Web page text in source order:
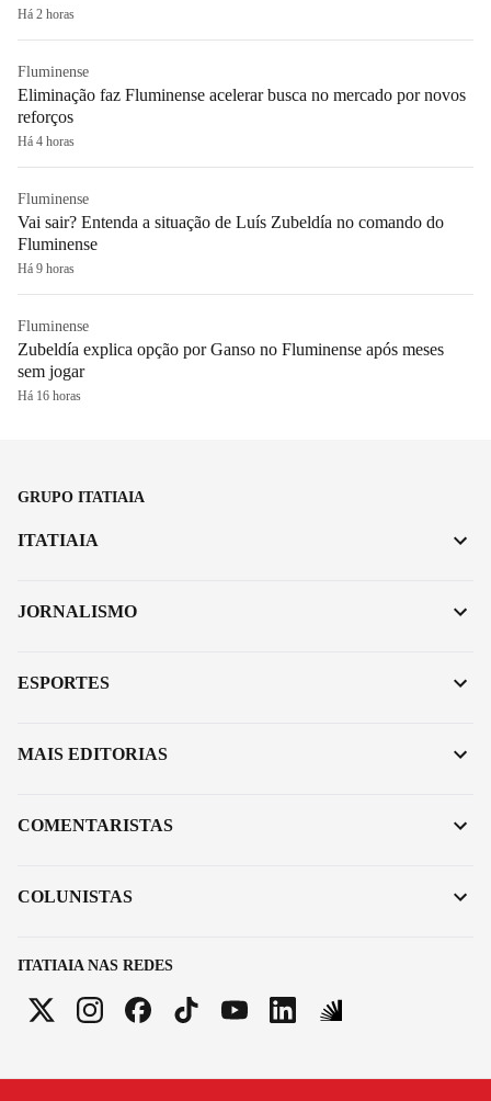
Há 2 horas
Fluminense
Eliminação faz Fluminense acelerar busca no mercado por novos
reforços
Há 4 horas
Fluminense
Vai sair? Entenda a situação de Luís Zubeldía no comando do
Fluminense
Há 9 horas
Fluminense
Zubeldía explica opção por Ganso no Fluminense após meses
sem jogar
Há 16 horas
GRUPO ITATIAIA
ITATIAIA NAS REDES
ITATIAIA
JORNALISMO
ESPORTES
MAIS EDITORIAS
COMENTARISTAS
COLUNISTAS